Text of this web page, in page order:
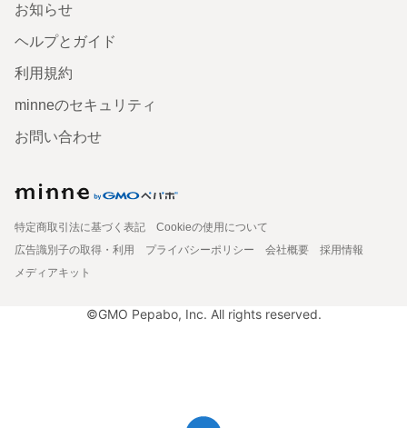
お知らせ
ヘルプとガイド
利用規約
minneのセキュリティ
お問い合わせ
特定商取引法に基づく表記
Cookieの使用について
広告識別子の取得・利用
プライバシーポリシー 会社概要
採用情報
メディアキット
©GMO Pepabo, Inc. All rights reserved.